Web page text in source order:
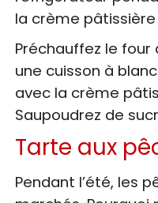
la crème
Préchauffez le four
une cuisson à
avec la crème
Saupoudrez de
Tarte aux
Pendant l’été, les